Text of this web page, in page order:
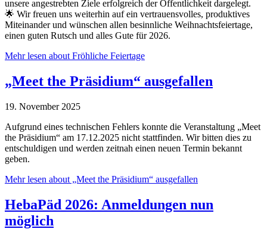
unsere angestrebten Ziele erfolgreich der Öffentlichkeit dargelegt.
🌟 Wir freuen uns weiterhin auf ein vertrauensvolles, produktives
Miteinander und wünschen allen besinnliche Weihnachtsfeiertage,
einen guten Rutsch und alles Gute für 2026.
Mehr lesen about Fröhliche Feiertage
„Meet the Präsidium“ ausgefallen
19. November 2025
Aufgrund eines technischen Fehlers konnte die Veranstaltung „Meet
the Präsidium“ am 17.12.2025 nicht stattfinden. Wir bitten dies zu
entschuldigen und werden zeitnah einen neuen Termin bekannt
geben.
Mehr lesen about „Meet the Präsidium“ ausgefallen
HebaPäd 2026: Anmeldungen nun
möglich